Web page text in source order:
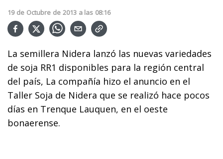
19 de Octubre de 2013 a las 08:16
La semillera Nidera lanzó las nuevas variedades
de soja RR1 disponibles para la región central
del país, La compañía hizo el anuncio en el
Taller Soja de Nidera que se realizó hace pocos
días en Trenque Lauquen, en el oeste
bonaerense.